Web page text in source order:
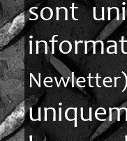
sont
Newletter)